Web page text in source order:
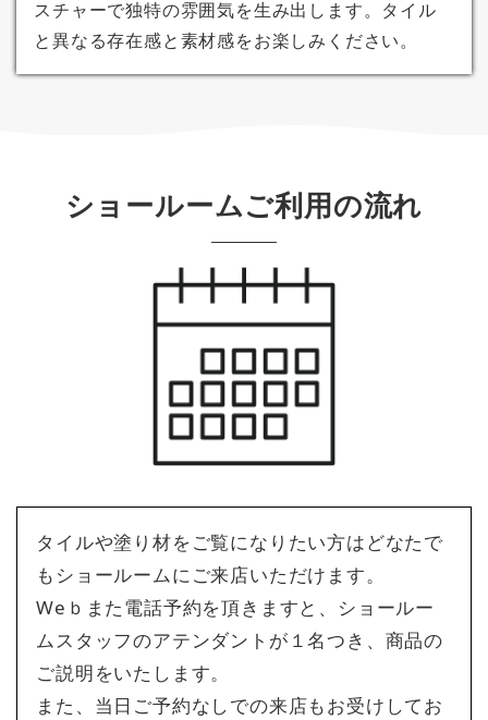
スチャーで独特の雰囲気を生み出します。タイル
と異なる存在感と素材感をお楽しみください。
ショールームご利用の流れ
タイルや塗り材をご覧になりたい方はどなたで
もショールームにご来店いただけます。
Weｂまた電話予約を頂きますと、ショールー
ムスタッフのアテンダントが１名つき、商品の
ご説明をいたします。
また、当日ご予約なしでの来店もお受けしてお